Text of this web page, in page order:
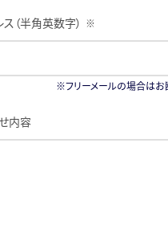
（半角英数字） ※
※フリーメールの場合はお
内容